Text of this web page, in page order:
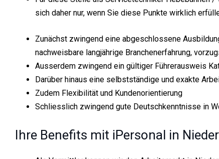
sich daher nur, wenn Sie diese Punkte wirklich
Zunächst zwingend eine abgeschlossene
nachweisbare langjährige Branchenerfahrung,
Ausserdem zwingend ein gültiger Führerausweis
Darüber hinaus eine selbstständige und exakte
Zudem Flexibilität und Kundenorientierung
Schliesslich zwingend gute Deutschkenntnisse in
Ihre Benefits mit iPersonal in